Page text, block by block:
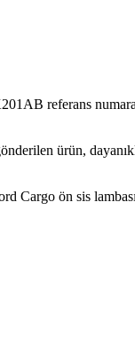
referans
ürün,
Cargo ön sis